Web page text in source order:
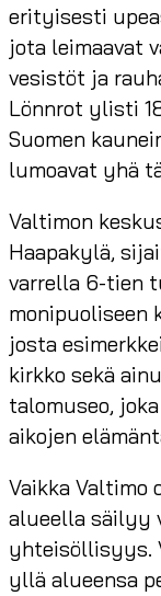
erityisesti
jota leimaavat
vesistöt ja
Lönnrot ylisti
Suomen
lumoavat yhä
Valtimon
Haapakylä,
varrella 6-tien
monipuoliseen
josta
kirkko sekä
talomuseo,
aikojen
Vaikka Valtimo
alueella säilyy
yhteisöllisyys.
yllä alueensa